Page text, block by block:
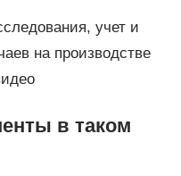
учет и
на производстве
в таком